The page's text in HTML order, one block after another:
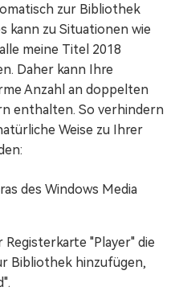
zur Bibliothek
kann zu Situationen wie
meine Titel 2018
Daher kann Ihre
Anzahl an doppelten
enthalten. So verhindern
Weise zu Ihrer
des Windows Media
"Player" die
Bibliothek hinzufügen,